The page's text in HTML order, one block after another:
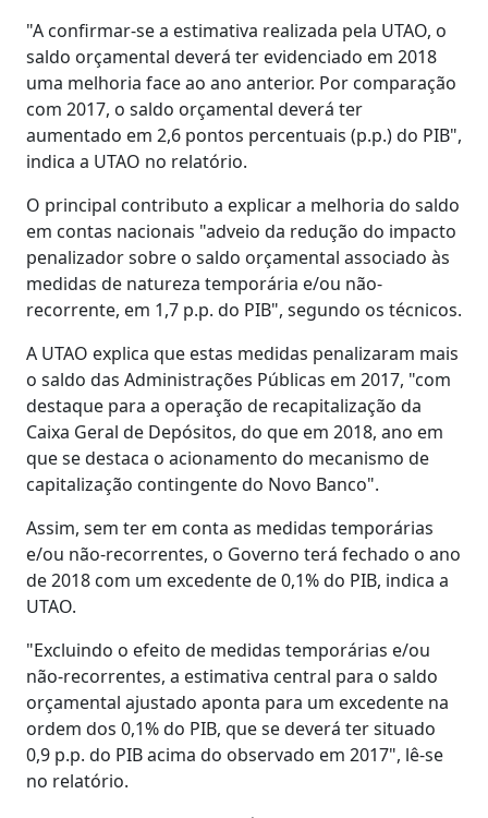
"A confirmar-se a estimativa realizada pela UTAO, o
saldo orçamental deverá ter evidenciado em 2018
uma melhoria face ao ano anterior. Por comparação
com 2017, o saldo orçamental deverá ter
aumentado em 2,6 pontos percentuais (p.p.) do PIB",
indica a UTAO no relatório.
O principal contributo a explicar a melhoria do saldo
em contas nacionais "adveio da redução do impacto
penalizador sobre o saldo orçamental associado às
medidas de natureza temporária e/ou não-
recorrente, em 1,7 p.p. do PIB", segundo os técnicos.
A UTAO explica que estas medidas penalizaram mais
o saldo das Administrações Públicas em 2017, "com
destaque para a operação de recapitalização da
Caixa Geral de Depósitos, do que em 2018, ano em
que se destaca o acionamento do mecanismo de
capitalização contingente do Novo Banco".
Assim, sem ter em conta as medidas temporárias
e/ou não-recorrentes, o Governo terá fechado o ano
de 2018 com um excedente de 0,1% do PIB, indica a
UTAO.
"Excluindo o efeito de medidas temporárias e/ou
não-recorrentes, a estimativa central para o saldo
orçamental ajustado aponta para um excedente na
ordem dos 0,1% do PIB, que se deverá ter situado
0,9 p.p. do PIB acima do observado em 2017", lê-se
no relatório.